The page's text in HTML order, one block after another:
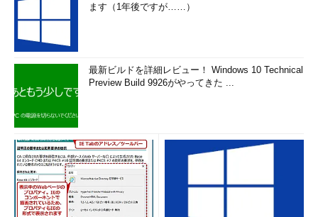
ます（1年後ですが……）
最新ビルドを詳細レビュー！ Windows 10 Technical
Preview Build 9926がやってきた ...